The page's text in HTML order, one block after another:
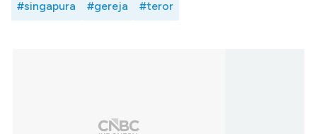
#singapura #gereja #teror